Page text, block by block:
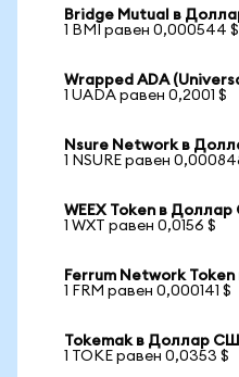
Bridge Mutual в
1 BMI равен 0,000544 $
Wrapped ADA
1 UADA равен 0,2001 $
Nsure Network в
1 NSURE равен
WEEX Token в
1 WXT равен 0,0156 $
Ferrum Network
1 FRM равен 0,000141 $
Tokemak в Доллар
1 TOKE равен 0,0353 $